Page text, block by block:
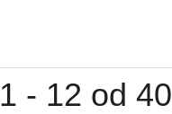
1 - 12 od 40